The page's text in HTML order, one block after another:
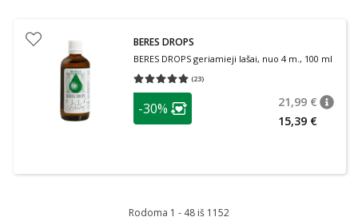
BERES DROPS
BERES DROPS geriamieji lašai, nuo 4 m., 100 ml
(23)
Vidutinis įvertinimas 5.00
patarimas
Lojalumo klubo narių nuolaida
-30% 21,99 €
15,39 €
Rodoma 1 - 48 iš 1152